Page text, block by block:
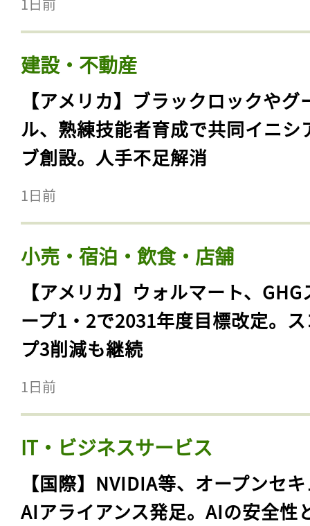
建設・不動産
【アメリカ】ブラックロックやグ
ル、熟練技能者育成で共同イニシ
ブ創設。人手不足解消
1日前
小売・宿泊・飲食・店舗
【アメリカ】ウォルマート、GHG
ープ1・2で2031年度目標改定。
プ3削減も継続
1日前
IT・ビジネスサービス
【国際】NVIDIA等、オープンセ
AIアライアンス発足。AIの安全性